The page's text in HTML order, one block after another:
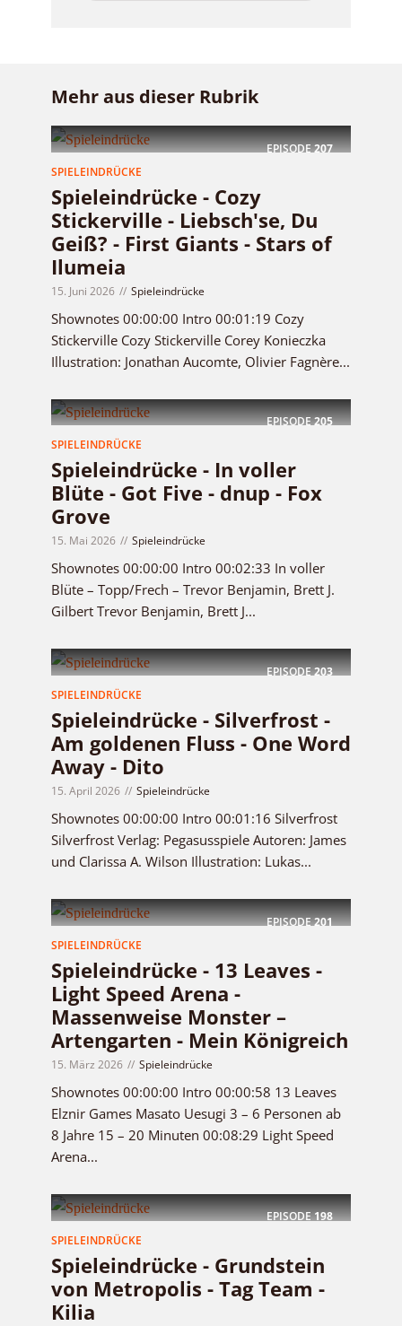
Mehr aus dieser Rubrik
EPISODE207
SPIELEINDRÜCKE
Spieleindrücke - Cozy
Stickerville - Liebsch'se, Du
Geiß? - First Giants - Stars of
Ilumeia
15. Juni 2026 Spieleindrücke
Shownotes 00:00:00 Intro 00:01:19 Cozy
Stickerville Cozy Stickerville Corey Konieczka
Illustration: Jonathan Aucomte, Olivier Fagnère...
EPISODE205
SPIELEINDRÜCKE
Spieleindrücke - In voller
Blüte - Got Five - dnup - Fox
Grove
15. Mai 2026 Spieleindrücke
Shownotes 00:00:00 Intro 00:02:33 In voller
Blüte – Topp/Frech – Trevor Benjamin, Brett J.
Gilbert Trevor Benjamin, Brett J...
EPISODE203
SPIELEINDRÜCKE
Spieleindrücke - Silverfrost -
Am goldenen Fluss - One Word
Away - Dito
15. April 2026 Spieleindrücke
Shownotes 00:00:00 Intro 00:01:16 Silverfrost
Silverfrost Verlag: Pegasusspiele Autoren: James
und Clarissa A. Wilson Illustration: Lukas...
EPISODE201
SPIELEINDRÜCKE
Spieleindrücke - 13 Leaves -
Light Speed Arena -
Massenweise Monster –
Artengarten - Mein Königreich
15. März 2026 Spieleindrücke
Shownotes 00:00:00 Intro 00:00:58 13 Leaves
Elznir Games Masato Uesugi 3 – 6 Personen ab
8 Jahre 15 – 20 Minuten 00:08:29 Light Speed
Arena...
EPISODE198
SPIELEINDRÜCKE
Spieleindrücke - Grundstein
von Metropolis - Tag Team -
Kilia